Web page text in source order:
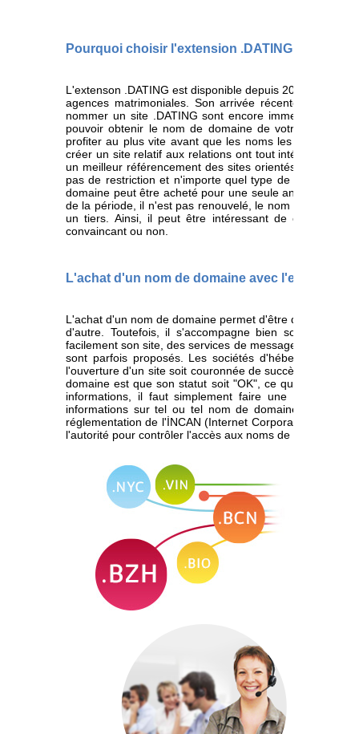
Pourquoi choisir l'extension .DATING
L'extenson .DATING est disponible depuis 2014. Elle
agences matrimoniales. Son arrivée récente sur le
nommer un site .DATING sont encore immenses.
pouvoir obtenir le nom de domaine de votre choix,
profiter au plus vite avant que les noms les plus
créer un site relatif aux relations ont tout intérêt à
un meilleur référencement des sites orientés vers les
pas de restriction et n'importe quel type de site
domaine peut être acheté pour une seule année
de la période, il n'est pas renouvelé, le nom de
un tiers. Ainsi, il peut être intéressant de
convaincant ou non.
L'achat d'un nom de domaine avec l'extension
L'achat d'un nom de domaine permet d'être détenteur
d'autre. Toutefois, il s'accompagne bien souvent de
facilement son site, des services de messageries, voire
sont parfois proposés. Les sociétés d'hébergements
l'ouverture d'un site soit couronnée de succès. Le seul
domaine est que son statut soit "OK", ce qui est
informations, il faut simplement faire une recherche
informations sur tel ou tel nom de domaine. Pour
réglementation de l'İNCAN (Internet Corporation for
l'autorité pour contrôler l'accès aux noms de domaine.